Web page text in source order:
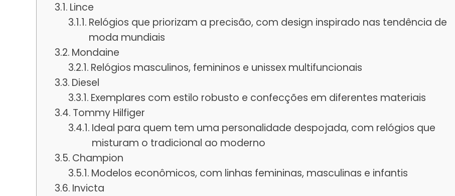
Lince
Relógios que priorizam a precisão, com design inspirado nas tendência de
moda mundiais
Mondaine
Relógios masculinos, femininos e unissex multifuncionais
Diesel
Exemplares com estilo robusto e confecções em diferentes materiais
Tommy Hilfiger
Ideal para quem tem uma personalidade despojada, com relógios que
misturam o tradicional ao moderno
Champion
Modelos econômicos, com linhas femininas, masculinas e infantis
Invicta